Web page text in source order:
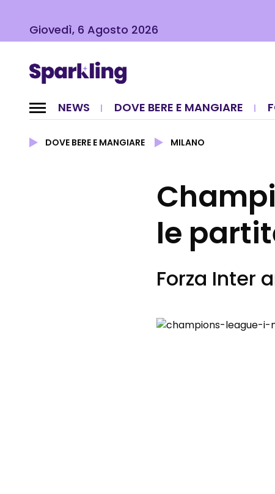
Giovedì, 6 Agosto 2026
NEWS DOVE BERE E MANGIARE
DOVE BERE E MANGIARE MILANO
le
Forza Inter